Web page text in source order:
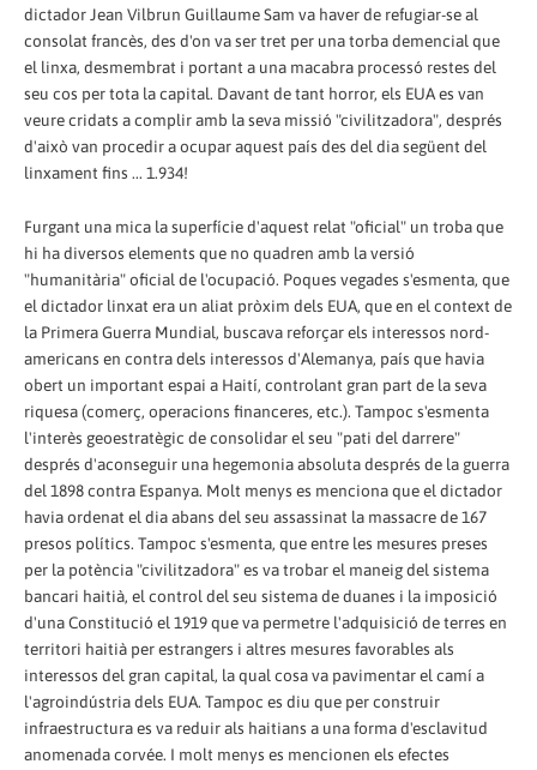
dictador Jean Vilbrun Guillaume Sam va haver de refugiar-se al
consolat francès, des d'on va ser tret per una torba demencial que
el linxa, desmembrat i portant a una macabra processó restes del
seu cos per tota la capital. Davant de tant horror, els EUA es van
veure cridats a complir amb la seva missió "civilitzadora", després
d'això van procedir a ocupar aquest país des del dia següent del
linxament fins ... 1.934!
Furgant una mica la superfície d'aquest relat "oficial" un troba que
hi ha diversos elements que no quadren amb la versió
"humanitària" oficial de l'ocupació. Poques vegades s'esmenta, que
el dictador linxat era un aliat pròxim dels EUA, que en el context de
la Primera Guerra Mundial, buscava reforçar els interessos nord-
americans en contra dels interessos d'Alemanya, país que havia
obert un important espai a Haití, controlant gran part de la seva
riquesa (comerç, operacions financeres, etc.). Tampoc s'esmenta
l'interès geoestratègic de consolidar el seu "pati del darrere"
després d'aconseguir una hegemonia absoluta després de la guerra
del 1898 contra Espanya. Molt menys es menciona que el dictador
havia ordenat el dia abans del seu assassinat la massacre de 167
presos polítics. Tampoc s'esmenta, que entre les mesures preses
per la potència "civilitzadora" es va trobar el maneig del sistema
bancari haitià, el control del seu sistema de duanes i la imposició
d'una Constitució el 1919 que va permetre l'adquisició de terres en
territori haitià per estrangers i altres mesures favorables als
interessos del gran capital, la qual cosa va pavimentar el camí a
l'agroindústria dels EUA. Tampoc es diu que per construir
infraestructura es va reduir als haitians a una forma d'esclavitud
anomenada corvée. I molt menys es mencionen els efectes